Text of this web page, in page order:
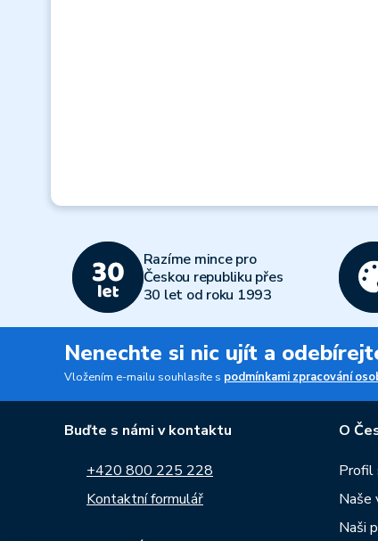
Razíme mince pro
Českou republiku přes
30 let od roku 1993
Nenechte si nic ujít a
Vložením e-mailu souhlasíte s podmínkami zpracování
Buďte s námi v kontaktu
+420 800 225 228
Kontaktní formulář
O
Profil
Naše
Naši